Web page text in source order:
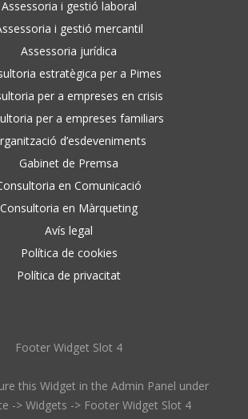
Assessoria i gestió laboral
i gestió mercantil
Assessoria jurídica
estratègica per a Pimes
per a empreses en crisis
per a empreses familiars
d’esdeveniments
Gabinet de Premsa
en Comunicació
Consultoria en Màrqueting
Avís legal
Política de cookies
Política de privacitat
Footer Widget Slot 4
this Widget in the Admin Panel under
-> Widgets -> Footer Widget Slot 4